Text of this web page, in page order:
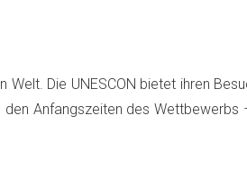
Die UNESCON bietet ihren
Anfangszeiten des Wettbewerbs